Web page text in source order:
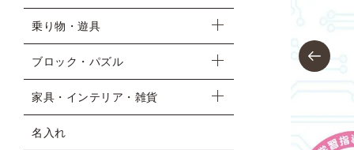
乗り物・遊具
ブロック・パズル
家具・インテリア・雑貨
名入れ